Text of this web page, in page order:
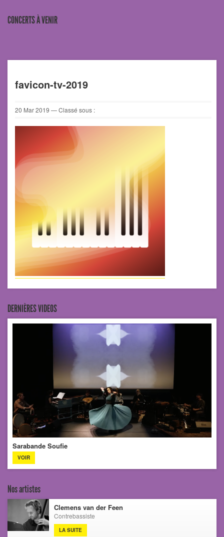
CONCERTS À VENIR
favicon-tv-2019
20 Mar2019 — Classé sous :
DERNIÈRES VIDEOS
Sarabande Soufie
VOIR
Nos artistes
Clemens van der Feen
Contrebassiste
LA SUITE